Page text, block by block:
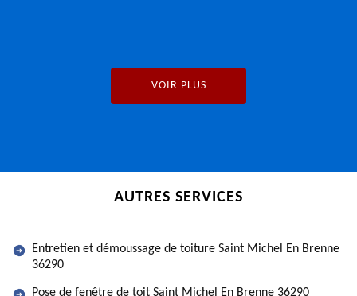
VOIR PLUS
AUTRES SERVICES
Entretien et démoussage de toiture Saint Michel En Brenne
36290
Pose de fenêtre de toit Saint Michel En Brenne 36290